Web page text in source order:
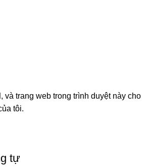
và trang web trong trình duyệt này cho
tôi.
tự